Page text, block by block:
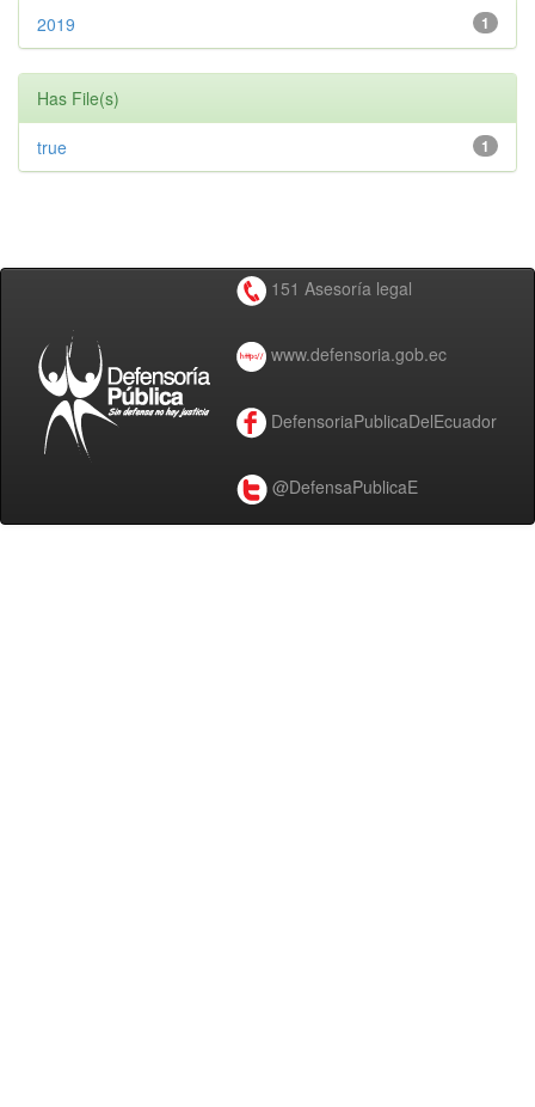
1
2019
Has File(s)
1
true
151 Asesoría legal
www.defensoria.gob.ec
DefensoriaPublicaDelEcuador
@DefensaPublicaE